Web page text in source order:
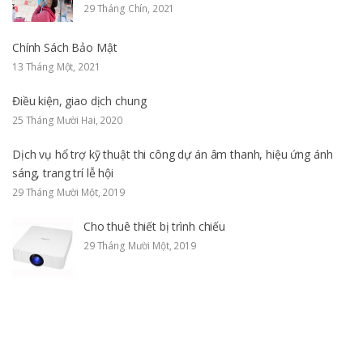
29 Tháng Chín, 2021
Chính Sách Bảo Mật
13 Tháng Một, 2021
Điều kiện, giao dịch chung
25 Tháng Mười Hai, 2020
Dịch vụ hổ trợ kỹ thuật thi công dự án âm thanh, hiệu ứng ánh
sáng, trang trí lễ hội
29 Tháng Mười Một, 2019
Cho thuê thiết bị trình chiếu
29 Tháng Mười Một, 2019